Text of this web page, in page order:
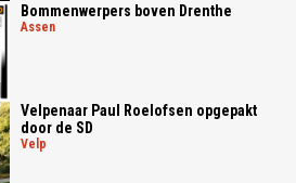
Bommenwerpers boven Drenthe
assen
Velpenaar Paul Roelofsen opgepakt
door de SD
velp